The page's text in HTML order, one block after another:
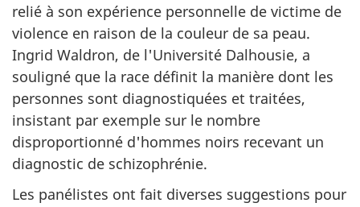
relié à son expérience personnelle de victime de
violence en raison de la couleur de sa peau.
Ingrid Waldron, de l'Université Dalhousie, a
souligné que la race définit la manière dont les
personnes sont diagnostiquées et traitées,
insistant par exemple sur le nombre
disproportionné d'hommes noirs recevant un
diagnostic de schizophrénie.
Les panélistes ont fait diverses suggestions pour